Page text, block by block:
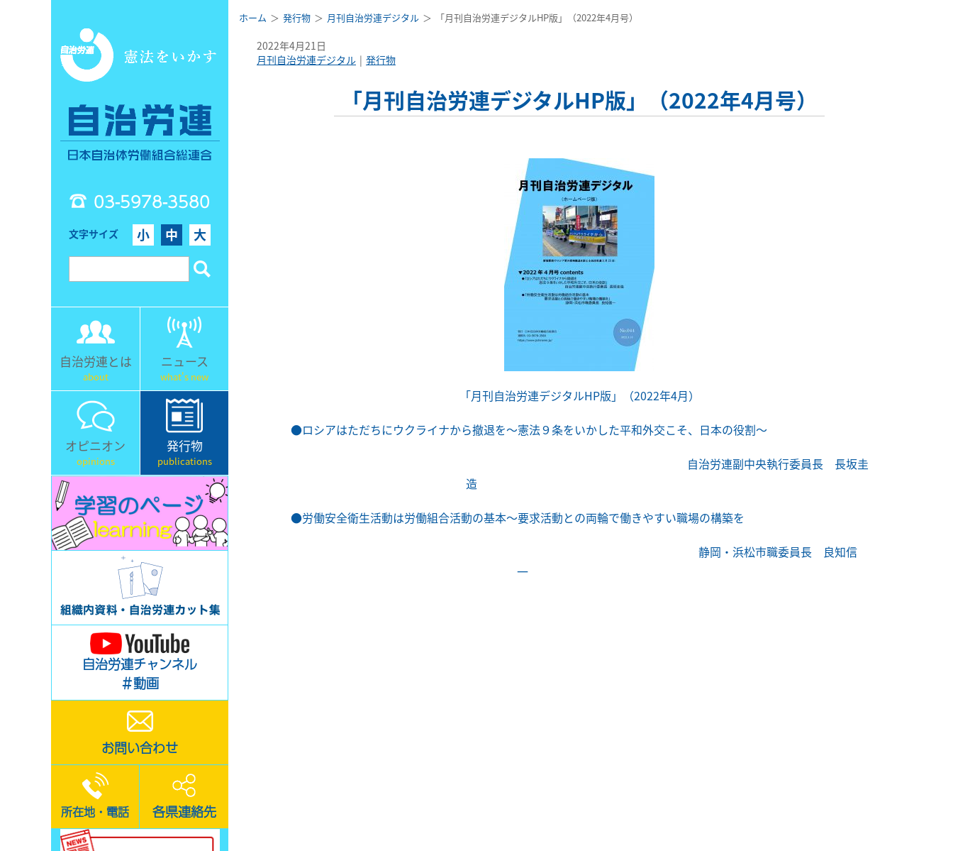
03-5978-3580
文字サイズ 小 中 大
自治労連とは
about
ニュース
what's new
オピニオン
opinions
発行物
publications
自治労連チャンネル
＃動画
お問い合わせ
所在地・電話 各県連絡先
ホーム 発行物 月刊自治労連デジタル 「月刊自治労連デジタルHP版」（2022年4月号）
2022年4月21日
月刊自治労連デジタル
発行物
「月刊自治労連デジタルHP版」（2022年4月号）
「月刊自治労連デジタルHP版」（2022年4月）
●ロシアはただちにウクライナから撤退を～憲法９条をいかした平和外交こそ、日本の役割～
自治労連副中央執行委員長 長坂圭
造
●労働安全衛生活動は労働組合活動の基本～要求活動との両輪で働きやすい職場の構築を
静岡・浜松市職委員長
良知信
一